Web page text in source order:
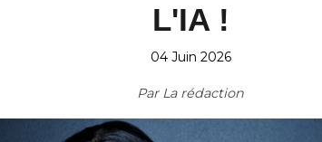
L'IA !
04 Juin 2026
Par La rédaction